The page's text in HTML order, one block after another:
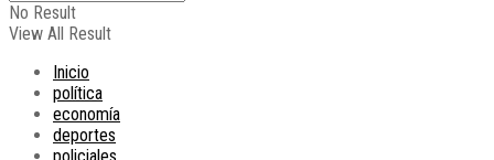
No Result
View All Result
Inicio
política
economía
deportes